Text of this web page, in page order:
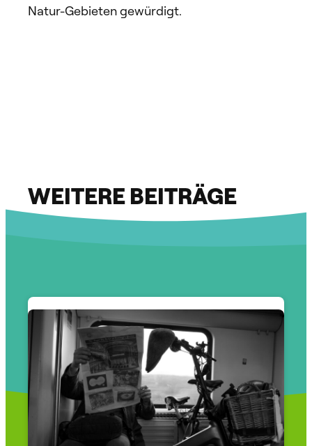
Natur-Gebieten gewürdigt.
WEITERE BEITRÄGE